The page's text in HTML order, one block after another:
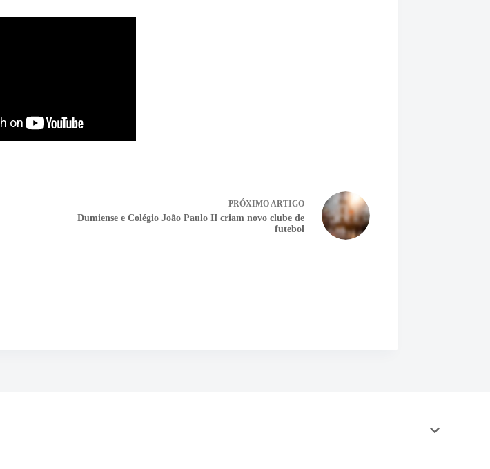
PRÓXIMOARTIGO
Dumiense e Colégio João Paulo II criam novo clube de
futebol